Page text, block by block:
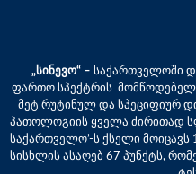
„სინევო“ – საქართველოში
ფართო სპექტრის
მეტ რუტინულ და სპეციფიურ
პათოლოგიის ყველა ძირითად
საქართველო’-ს ქსელი
სისხლის ასაღებ 67 პუნქტს,